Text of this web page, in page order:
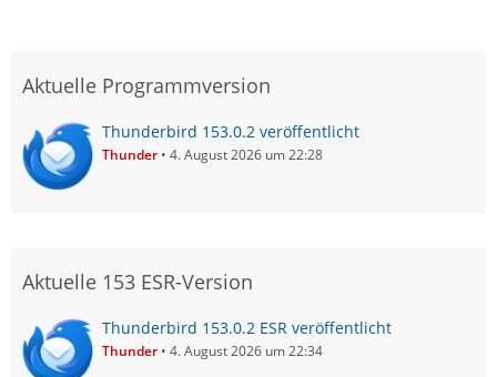
Aktuelle Programmversion
Thunderbird 153.0.2 veröffentlicht
Thunder 4. August 2026 um 22:28
Aktuelle 153 ESR-Version
Thunderbird 153.0.2 ESR veröffentlicht
Thunder 4. August 2026 um 22:34